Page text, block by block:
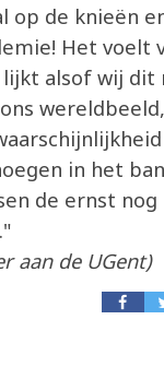
op de knieën
Het voelt
alsof wij dit
in het
de ernst
aan de UGent)